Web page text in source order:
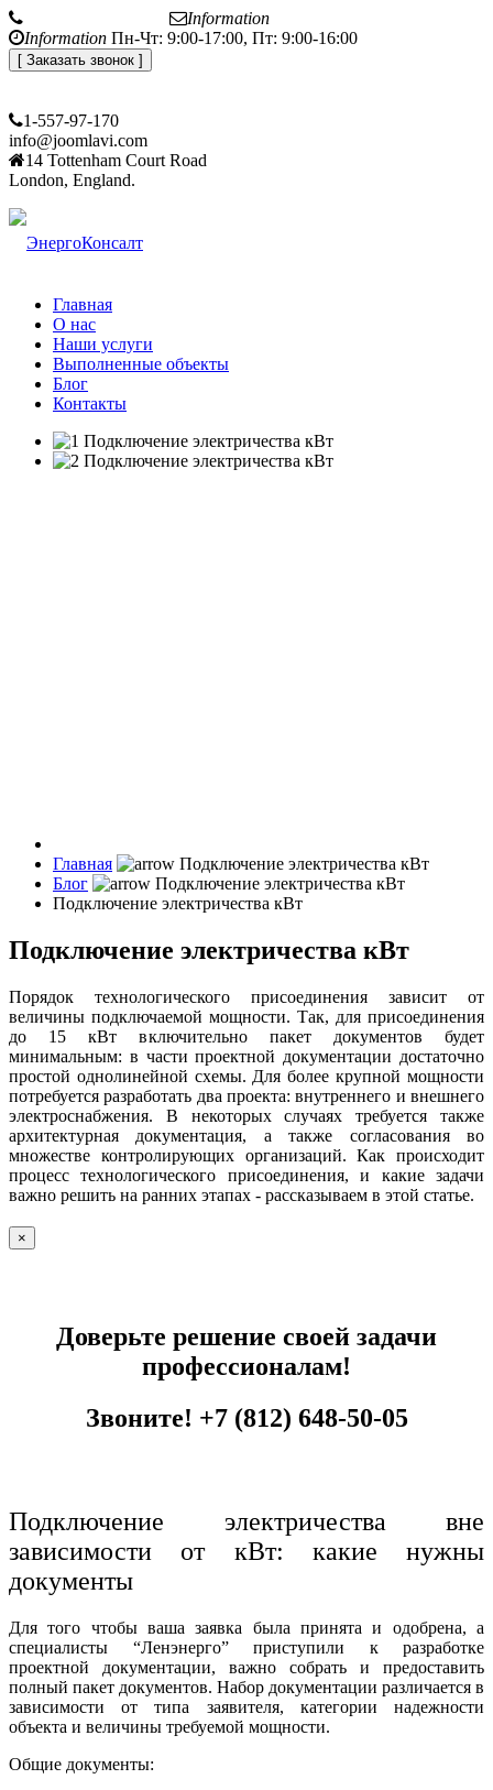
Information
Information Пн-Чт: 9:00-17:00, Пт: 9:00-16:00
[ Заказать звонок ]
1-557-97-170
info@joomlavi.com
14 Tottenham Court Road
London, England.
Главная
О нас
Наши услуги
Выполненные объекты
Блог
Контакты
Главная
Блог
Подключение электричества кВт
Подключение электричества кВт
Порядок технологического присоединения зависит от
величины подключаемой мощности. Так, для присоединения
до 15 кВт включительно пакет документов будет
минимальным: в части проектной документации достаточно
простой однолинейной схемы. Для более крупной мощности
потребуется разработать два проекта: внутреннего и внешнего
электроснабжения. В некоторых случаях требуется также
архитектурная документация, а также согласования во
множестве контролирующих организаций. Как происходит
процесс технологического присоединения, и какие задачи
важно решить на ранних этапах - рассказываем в этой статье.
×
Доверьте решение своей задачи
профессионалам!
Звоните! +7 (812) 648-50-05
Подключение электричества вне
зависимости от кВт: какие нужны
документы
Для того чтобы ваша заявка была принята и одобрена, а
специалисты “Ленэнерго” приступили к разработке
проектной документации, важно собрать и предоставить
полный пакет документов. Набор документации различается в
зависимости от типа заявителя, категории надежности
объекта и величины требуемой мощности.
Общие документы: